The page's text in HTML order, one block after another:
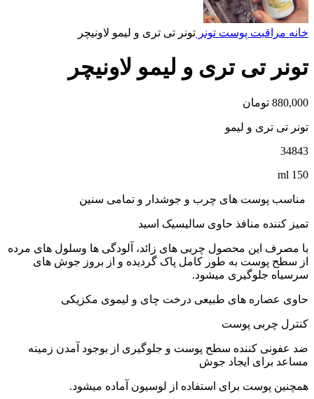
خانه مراقبت پوست تونر تونر تی تری و لیمو لاونیچر
تونر تی تری و لیمو لاونیچر
880,000 تومان
تونر تی تری و لیمو
34843
150 ml
مناسب پوست های چرب و جوشدار و تمامی سنین
تمیز کننده منافذ حاوی سالیسیک اسید
با مصرف این محصول چربی های زائد، آلودگی ها وسلول های مرده
از سطح پوست به طور کامل پاک گردیده و از بروز جوش های
سرسیاه جلوگیری میشود.
حاوی عصاره های طبیعی درخت چای و لیموی مکزیکی
کنترل چربی پوست
ضد عفونی کننده سطح پوست و جلوگیری از بوجود آمدن زمینه
مساعد برای ایجاد جوش
همچنین پوست برای استفاده از لوسیون آماده میشود.